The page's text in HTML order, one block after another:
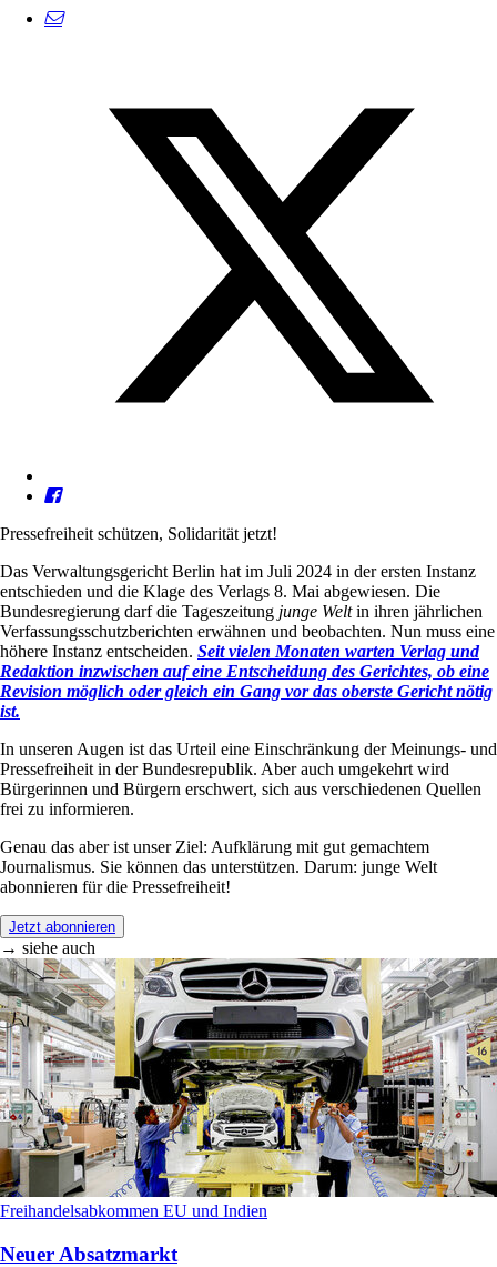
Pressefreiheit schützen, Solidarität jetzt!
Das Verwaltungsgericht Berlin hat im Juli 2024 in der ersten Instanz
entschieden und die Klage des Verlags 8. Mai abgewiesen. Die
Bundesregierung darf die Tageszeitung junge Weltin ihren jährlichen
Verfassungsschutzberichten erwähnen und beobachten. Nun muss eine
höhere Instanz entscheiden. Seit vielen Monaten warten Verlag und
Redaktion inzwischen auf eine Entscheidung des Gerichtes, ob eine
Revision möglich oder gleich ein Gang vor das oberste Gericht nötig
ist.
In unseren Augen ist das Urteil eine Einschränkung der Meinungs- und
Pressefreiheit in der Bundesrepublik. Aber auch umgekehrt wird
Bürgerinnen und Bürgern erschwert, sich aus verschiedenen Quellen
frei zu informieren.
Genau das aber ist unser Ziel: Aufklärung mit gut gemachtem
Journalismus. Sie können das unterstützen. Darum: junge Welt
abonnieren für die Pressefreiheit!
Jetzt abonnieren
→ siehe auch
Freihandelsabkommen EU und Indien
Neuer Absatzmarkt